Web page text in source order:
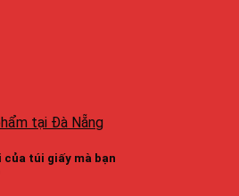
túi giấy mà bạn